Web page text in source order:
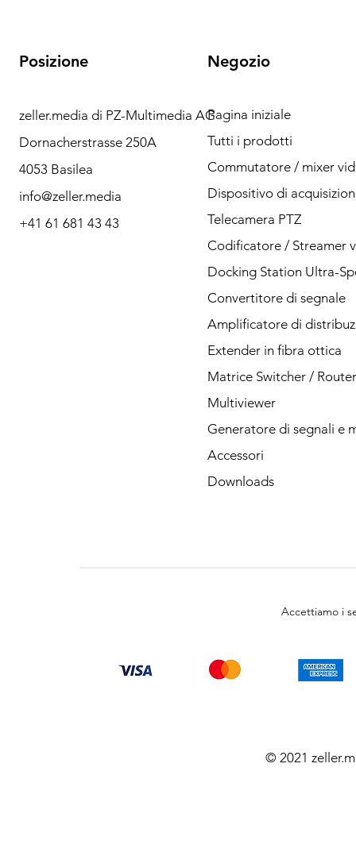
Ho bisogno di aiuto?
Contattaci per
qualsiasi domanda
tramite telefono o
Posizione
zeller.media di PZ-Multimedia AG
Dornacherstrasse 250A
4053 Basilea
info@zeller.media
+41 61 681 43 43
Negozio
Pagina iniziale
Tutti i prodotti
Commutatore / mixer
Dispositivo di
Telecamera PTZ
Codificatore / Streamer
Docking Station Ultra-
Convertitore di segnale
Amplificatore di
Extender in fibra ottica
Matrice Switcher / Router
Multiviewer
Generatore di segnali e
Accessori
Downloads
Accettiamo i
© 2021